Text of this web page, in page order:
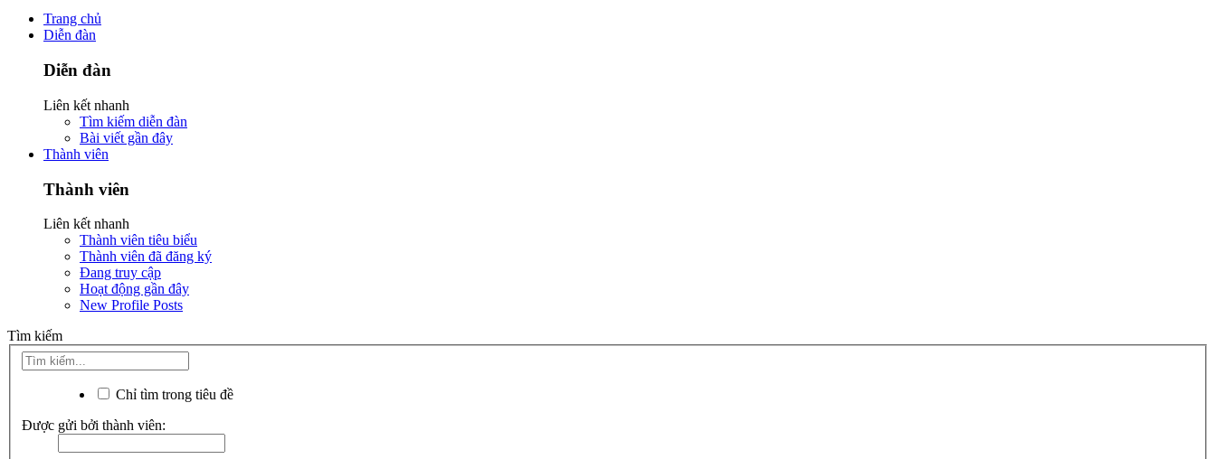
Trang chủ
Diễn đàn
Diễn đàn
Liên kết nhanh
Tìm kiếm diễn đàn
Bài viết gần đây
Thành viên
Thành viên
Liên kết nhanh
Thành viên tiêu biểu
Thành viên đã đăng ký
Đang truy cập
Hoạt động gần đây
New Profile Posts
Tìm kiếm
Chỉ tìm trong tiêu đề
Được gửi bởi thành viên: